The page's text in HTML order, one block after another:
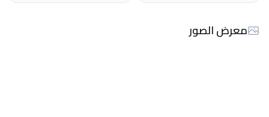
معرض الصور